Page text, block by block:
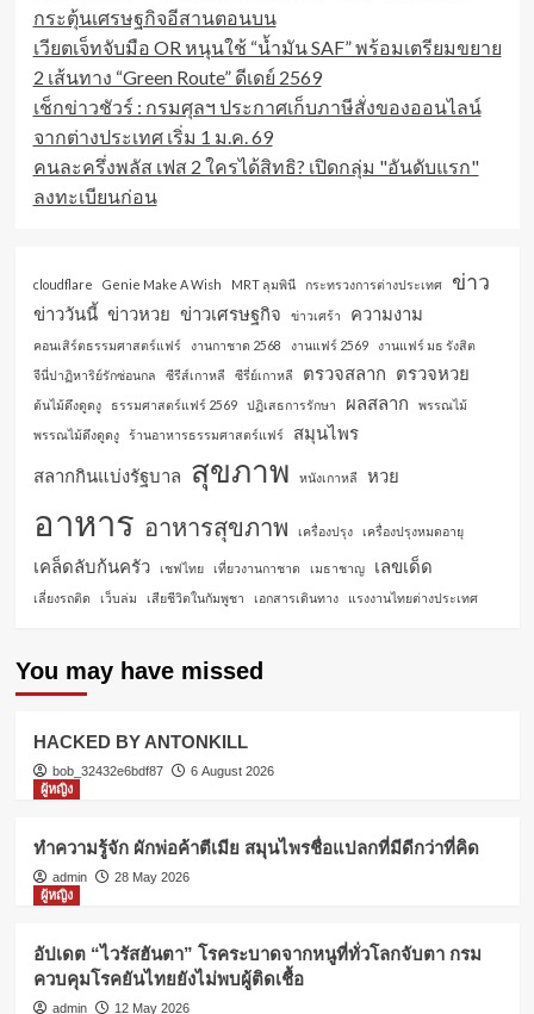
กระตุ้นเศรษฐกิจอีสานตอนบน
เวียตเจ็ทจับมือ OR หนุนใช้ “น้ำมัน SAF” พร้อมเตรียมขยาย
2 เส้นทาง “Green Route” ดีเดย์ 2569
เช็กข่าวชัวร์ : กรมศุลฯ ประกาศเก็บภาษีสั่งของออนไลน์
จากต่างประเทศ เริ่ม 1 ม.ค. 69
คนละครึ่งพลัส เฟส 2 ใครได้สิทธิ? เปิดกลุ่ม "อันดับแรก"
ลงทะเบียนก่อน
cloudflare Genie Make A Wish MRT ลุมพินี กระทรวงการต่างประเทศ ข่าว
ข่าววันนี้ ข่าวหวย ข่าวเศรษฐกิจ ข่าวเศร้า ความงาม
คอนเสิร์ตธรรมศาสตร์แฟร์ งานกาชาด 2568 งานแฟร์ 2569
งานแฟร์ มธ รังสิต
จีนี่ปาฏิหาริย์รักซ่อนกล
ซีรีส์เกาหลี ซีรี่ย์เกาหลี ตรวจสลาก ตรวจหวย
ต้นไม้ดึงดูดงู ธรรมศาสตร์แฟร์ 2569 ปฏิเสธการรักษา ผลสลาก
พรรณไม้
พรรณไม้ดึงดูดงู
ร้านอาหารธรรมศาสตร์แฟร์
สมุนไพร
สลากกินแบ่งรัฐบาล สุขภาพ หนังเกาหลี หวย
อาหาร อาหารสุขภาพ เครื่องปรุง เครื่องปรุงหมดอายุ
เคล็ดลับก้นครัว เชฟไทย เที่ยวงานกาชาด เมธาชาญ เลขเด็ด
เลี่ยงรถติด เว็บล่ม เสียชีวิตในกัมพูชา เอกสารเดินทาง แรงงานไทยต่างประเทศ
You may have missed
HACKED BY ANTONKILL
bob_32432e6bdf87
6 August 2026
ผู้หญิง
ทำความรู้จัก ผักพ่อค้าตีเมีย สมุนไพรชื่อแปลกที่มีดีกว่าที่คิด
admin
28 May 2026
ผู้หญิง
อัปเดต “ไวรัสฮันตา” โรคระบาดจากหนูที่ทั่วโลกจับตา กรม
ควบคุมโรคยันไทยยังไม่พบผู้ติดเชื้อ
admin 12 May 2026